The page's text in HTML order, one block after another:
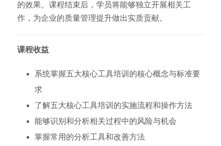
的效果。课程结束后，学员将能够独立开展相关工
作，为企业的质量管理提升做出实质贡献。
课程收益
系统掌握五大核心工具培训的核心概念与标准要
求
了解五大核心工具培训的实施流程和操作方法
能够识别和分析相关过程中的风险与机会
掌握常用的分析工具和改善方法